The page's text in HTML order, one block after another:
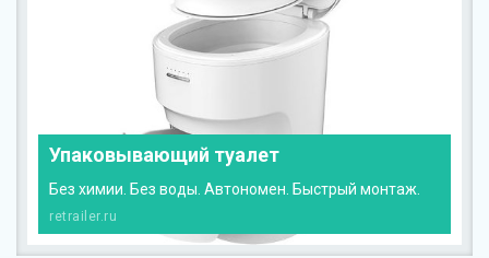
Упаковывающий туалет
Без химии. Без воды. Автономен. Быстрый монтаж.
retrailer.ru